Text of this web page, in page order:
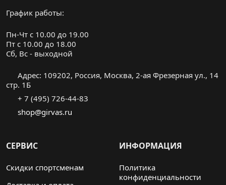
График работы:
Пн-Чт с 10.00 до 19.00
Пт с 10.00 до 18.00
Cб, Вс - выходной
Адрес: 109202, Россия, Москва, 2-ая Фрезерная ул., 14
стр. 1Б
+ 7 (495) 726-44-83
shop@girvas.ru
СЕРВИС
Скидки спортсменам
ИНФОРМАЦИЯ
Политика
конфиденциальности